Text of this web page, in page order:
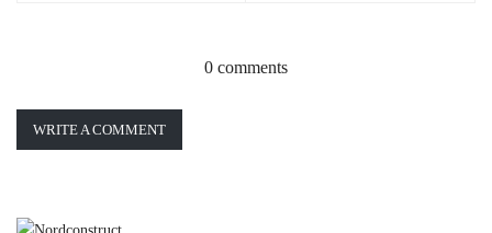
0 comments
WRITE A COMMENT